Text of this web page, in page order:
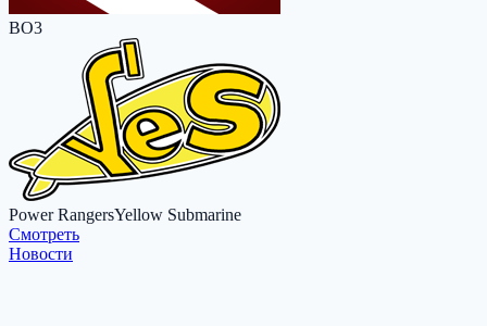
BO3
Power RangersYellow Submarine
Cмотреть
Новости